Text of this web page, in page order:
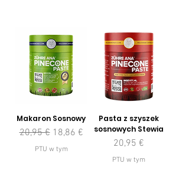
Makaron Sosnowy
Regularna cena
20,95 € Cena rabatowa
18,86 €
PTU w tym
Pasta z szyszek
sosnowych Stewia
Cena
20,95 €
PTU w tym